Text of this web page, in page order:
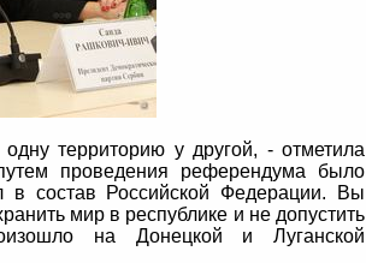
территорию у другой, - отметила
проведения референдума было
состав Российской Федерации. Вы
мир в республике и не допустить
на Донецкой и Луганской